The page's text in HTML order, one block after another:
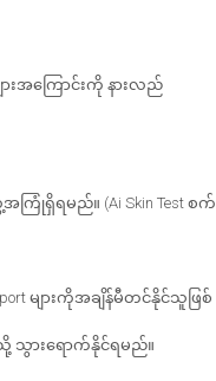
ားအကြောင်းကို နားလည်
ကြုံရှိရမည်။ (Ai Skin Test စက်
များကိုအချိန်မီတင်နိုင်သူဖြစ်
သွားရောက်နိုင်ရမည်။